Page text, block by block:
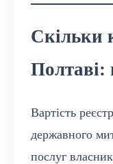
Скільки
Полтаві:
Вартість
державного
послуг